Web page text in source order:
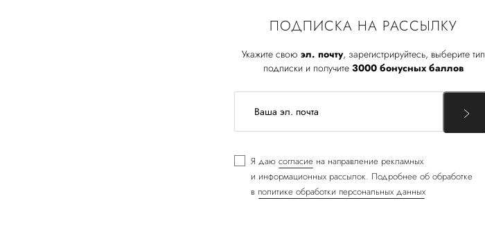
ПОДПИСКА НА РАССЫЛКУ
Укажите свою эл. почту, зарегистрируйтесь, выберите тип
подписки и получите 3000 бонусных баллов
Я даю согласие на направление рекламных
и информационных рассылок. Подробнее об обработке
в политике обработки персональных данных